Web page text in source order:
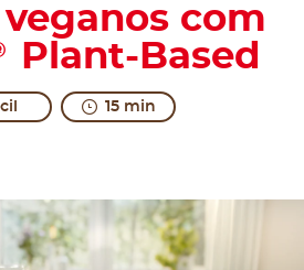
com
Plant-Based
15 min